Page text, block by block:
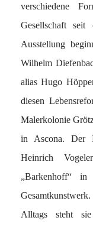
verschiedene
Gesellschaft
Ausstellung
Wilhelm
alias Hugo
diesen
Malerkolonie
in Ascona. Der
Heinrich
„Barkenhoff“
Alltags steht